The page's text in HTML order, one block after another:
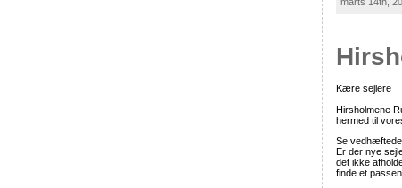
Kære sejlere
Hirsholmene
hermed til
Se
Er der nye
det ikke
finde et